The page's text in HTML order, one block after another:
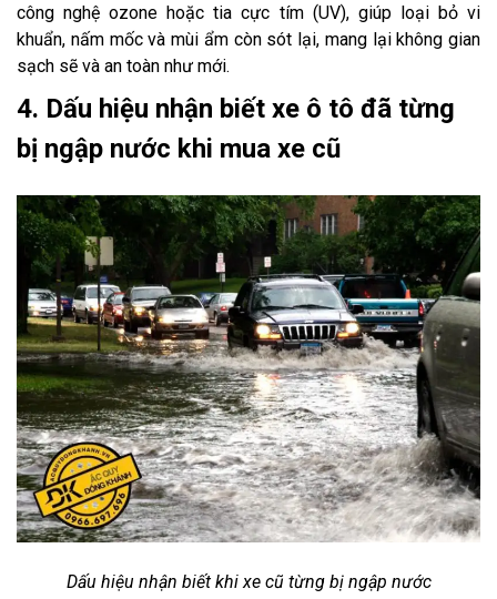
công nghệ ozone hoặc tia cực tím (UV), giúp loại bỏ vi
khuẩn, nấm mốc và mùi ẩm còn sót lại, mang lại không gian
sạch sẽ và an toàn như mới.
4. Dấu hiệu nhận biết xe ô tô đã từng
bị ngập nước khi mua xe cũ
Dấu hiệu nhận biết khi xe cũ từng bị ngập nước